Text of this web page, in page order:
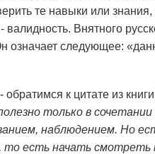
те навыки или
Внятного
означает следующее:
к цитате из
только в
наблюдением. Но
есть начать смотреть